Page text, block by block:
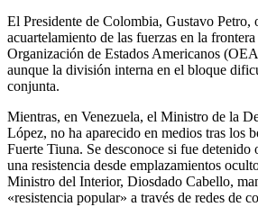
El Presidente de Colombia, Gustavo Petro,
acuartelamiento de las fuerzas en la
Organización de Estados Americanos
aunque la división interna en el bloque
conjunta.
Mientras, en Venezuela, el Ministro de la
López, no ha aparecido en medios tras los
Fuerte Tiuna. Se desconoce si fue detenido
una resistencia desde emplazamientos
Ministro del Interior, Diosdado Cabello,
«resistencia popular» a través de redes de